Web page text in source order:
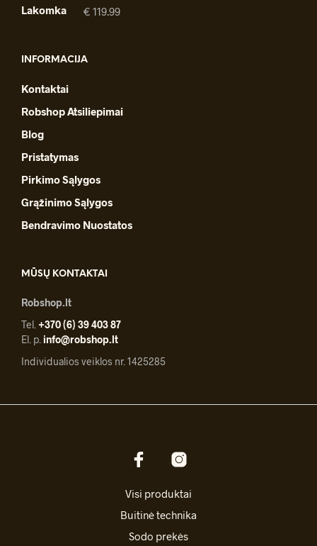
:4.94iš 5
€ 119.99
INFORMACIJA
Kontaktai
Robshop Atsiliepimai
Blog
Pristatymas
Pirkimo Sąlygos
Grąžinimo Sąlygos
Bendravimo Nuostatos
MŪSŲ KONTAKTAI
Robshop.lt
Tel. +370 (6) 39 403 87
El. p. info@robshop.lt
Individualios veiklos nr. 1425285
Visi produktai
Buitinė technika
Sodo prekės